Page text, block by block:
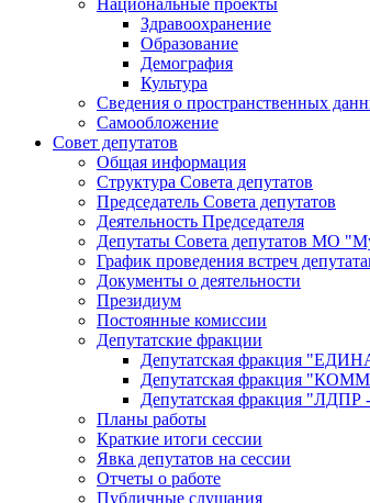
Здравоохранение
Образование
Демография
Культура
Сведения о пространственных
Самообложение
Совет депутатов
Общая информация
Структура Совета депутатов
Председатель Совета депутатов
Деятельность Председателя
Депутаты Совета депутатов МО
График проведения встреч
Документы о деятельности
Президиум
Постоянные комиссии
Депутатские фракции
Депутатская фракция
Депутатская фракция
Депутатская фракция "ЛДПР
Планы работы
Краткие итоги сессии
Явка депутатов на сессии
Отчеты о работе
Публичные слушания